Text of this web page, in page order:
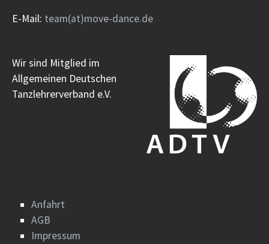
E-Mail: team(at)move-dance.de
Wir sind Mitglied im
Allgemeinen Deutschen
Tanzlehrerverband e.V.
Anfahrt
AGB
Impressum